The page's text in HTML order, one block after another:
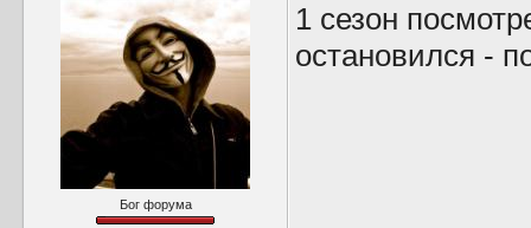
Бог форума
1 сезон
остановился -